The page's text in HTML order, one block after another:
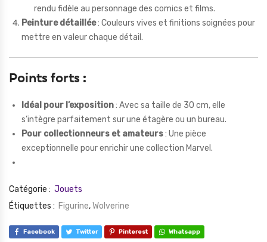
rendu fidèle au personnage des comics et films.
Peinture détaillée: Couleurs vives et finitions soignées pour
mettre en valeur chaque détail.
Points forts :
Idéal pour l’exposition: Avec sa taille de 30 cm, elle
s’intègre parfaitement sur une étagère ou un bureau.
Pour collectionneurs et amateurs: Une pièce
exceptionnelle pour enrichir une collection Marvel.
Catégorie : Jouets
Étiquettes : Figurine,Wolverine
Facebook Twitter Pinterest Whatsapp